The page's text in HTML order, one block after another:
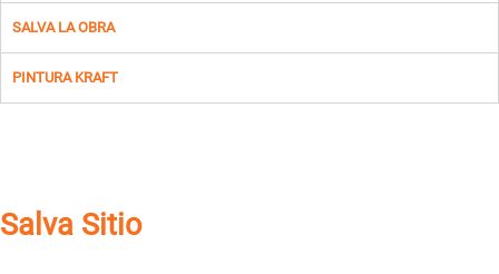
SALVA LA OBRA
PINTURA KRAFT
Salva Sitio